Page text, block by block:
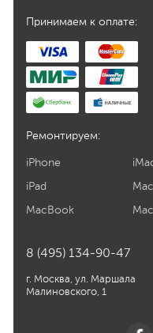
Принимаем к оплате:
Ремонтируем:
iPhone
iPad
MacBook
8 (495) 134-90-47
г. Москва, ул. Маршала
Малиновского, 1